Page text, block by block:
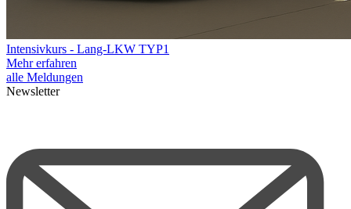
Intensivkurs - Lang-LKW TYP1
Mehr erfahren
alle Meldungen
Newsletter